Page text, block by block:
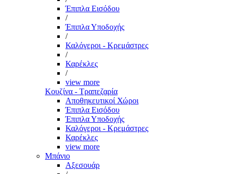
Έπιπλα Εισόδου
/
Έπιπλα Υποδοχής
/
Καλόγεροι - Κρεμάστρες
/
Καρέκλες
/
view more
Κουζίνα - Τραπεζαρία
Αποθηκευτικοί Χώροι
Έπιπλα Εισόδου
Έπιπλα Υποδοχής
Καλόγεροι - Κρεμάστρες
Καρέκλες
view more
Μπάνιο
Αξεσουάρ